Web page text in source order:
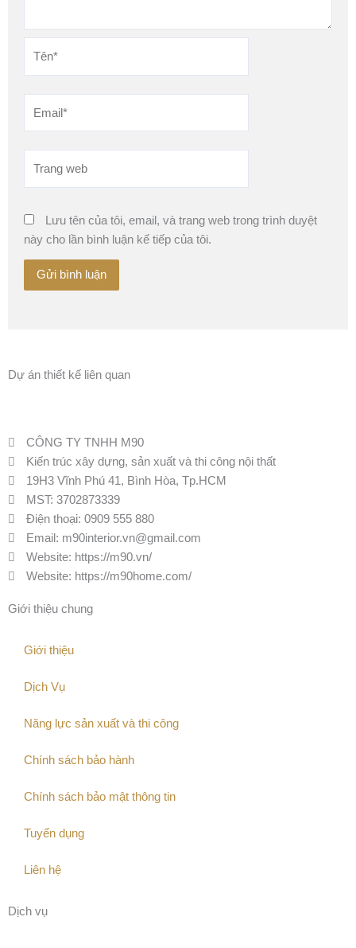
Lưu tên của tôi, email, và trang web trong trình duyệt
này cho lần bình luận kế tiếp của tôi.
Dự án thiết kế liên quan
CÔNG TY TNHH M90
Kiến trúc xây dựng, sản xuất và thi công nội thất
19H3 Vĩnh Phú 41, Bình Hòa, Tp.HCM
MST: 3702873339
Điện thoại:0909 555 880
Email: m90interior.vn@gmail.com
Website: https://m90.vn/
Website: https://m90home.com/
Giới thiệu chung
Giới thiệu
Dịch Vụ
Năng lực sản xuất và thi công
Chính sách bảo hành
Chính sách bảo mật thông tin
Tuyển dụng
Liên hệ
Dịch vụ